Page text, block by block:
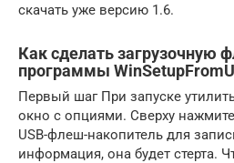
скачать уже версию 1.6.
Как сделать загрузочную
программы
Первый шаг При запуске
окно с опциями. Сверху
USB-флеш-накопитель для
информация, она будет стерта.